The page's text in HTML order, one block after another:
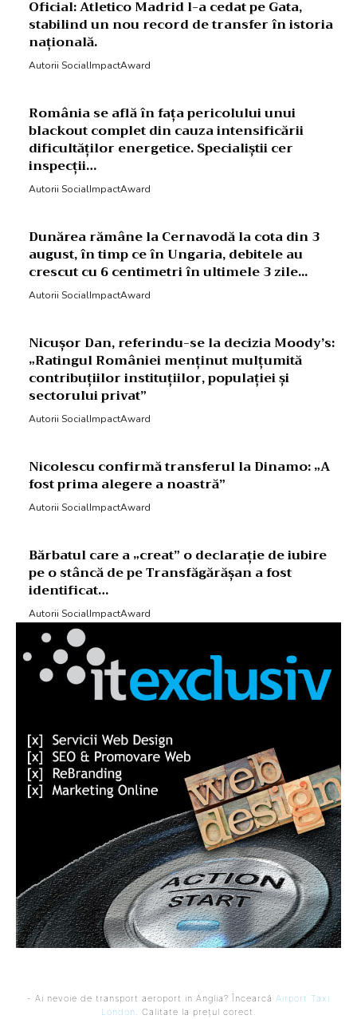
Oficial: Atletico Madrid l-a cedat pe Gata,
stabilind un nou record de transfer în istoria
națională.
Autorii SocialImpactAward
România se află în fața pericolului unui
blackout complet din cauza intensificării
dificultăților energetice. Specialiștii cer
inspecții…
Autorii SocialImpactAward
Dunărea rămâne la Cernavodă la cota din 3
august, în timp ce în Ungaria, debitele au
crescut cu 6 centimetri în ultimele 3 zile...
Autorii SocialImpactAward
Nicușor Dan, referindu-se la decizia Moody’s:
„Ratingul României menținut mulțumită
contribuțiilor instituțiilor, populației și
sectorului privat”
Autorii SocialImpactAward
Nicolescu confirmă transferul la Dinamo: „A
fost prima alegere a noastră”
Autorii SocialImpactAward
Bărbatul care a „creat” o declarație de iubire
pe o stâncă de pe Transfăgărășan a fost
identificat…
Autorii SocialImpactAward
- Ai nevoie de transport aeroport in Anglia? Încearcă Airport Taxi
London. Calitate la prețul corect.